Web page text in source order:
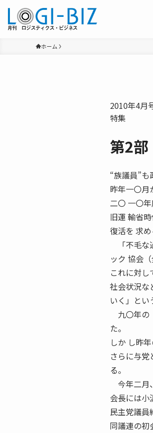
ホーム
2010年4月
特集
第2
“族議員”
昨年一〇月
二〇 一〇
旧運 輸省
復活を 求
「不毛な
ック 協会
これに対
社会状況な
いく」とい
九〇年の
た。
しか し昨
さらに与
る。
今年二月
会長には小
民主党議員
同議連の初